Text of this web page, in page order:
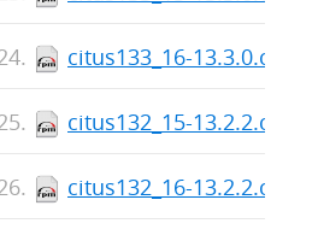
citus133_16-
citus132_15-
citus132_16-